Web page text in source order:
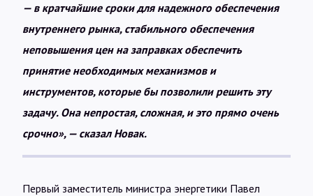
— в кратчайшие сроки для надежного обеспечения
внутреннего рынка, стабильного обеспечения
неповышения цен на заправках обеспечить
принятие необходимых механизмов и
инструментов, которые бы позволили решить эту
задачу. Она непростая, сложная, и это прямо очень
срочно», — сказал Новак.
Первый заместитель министра энергетики Павел